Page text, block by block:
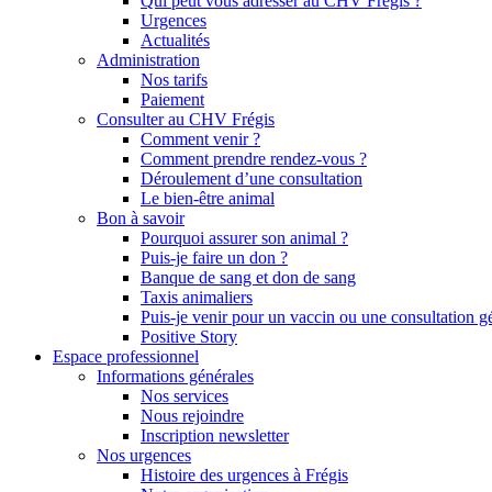
Urgences
Actualités
Administration
Nos tarifs
Paiement
Consulter au CHV Frégis
Comment venir ?
Comment prendre rendez-vous ?
Déroulement d’une consultation
Le bien-être animal
Bon à savoir
Pourquoi assurer son animal ?
Puis-je faire un don ?
Banque de sang et don de sang
Taxis animaliers
Puis-je venir pour un vaccin ou une consultation
Positive Story
Espace professionnel
Informations générales
Nos services
Nous rejoindre
Inscription newsletter
Nos urgences
Histoire des urgences à Frégis